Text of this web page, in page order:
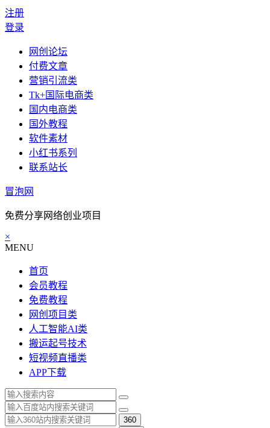
注册
登录
网创论坛
付费文章
营销引流类
Tk+国际电商类
国内电商类
国外教程
软件素材
小红书系列
联系站长
冒泡网
免费分享网络创业项目
×
MENU
首页
会员教程
免费教程
网创项目类
人工智能AI类
搬运起号技术
短视频直播类
APP下载
360